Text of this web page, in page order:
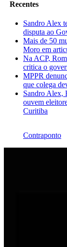
Recentes
Sandro Alex
disputa ao
Mais de 50
Moro em
Na ACP,
critica o
MPPR
que colega
Sandro Alex,
ouvem
Curitiba
Contraponto